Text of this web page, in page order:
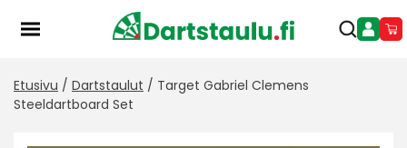
Etusivu / Dartstaulut / Target Gabriel Clemens
Steeldartboard Set